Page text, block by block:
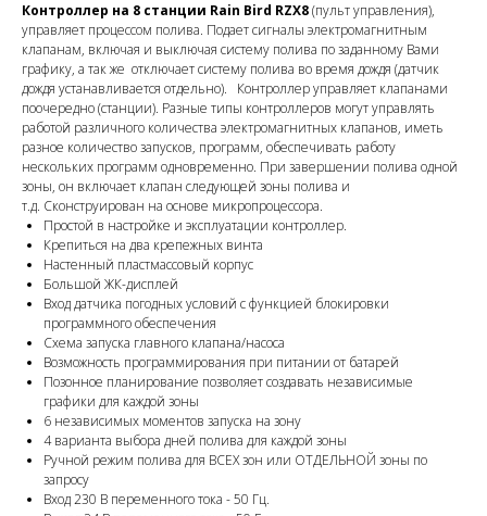
Контроллер на 8 станции Rain Bird RZX8(пульт управления),
управляет процессом полива. Подает сигналы электромагнитным
клапанам, включая и выключая систему полива по заданному Вами
графику, а так же отключает систему полива во время дождя (датчик
дождя устанавливается отдельно). Контроллер управляет клапанами
поочередно (станции). Разные типы контроллеров могут управлять
работой различного количества электромагнитных клапанов, иметь
разное количество запусков, программ, обеспечивать работу
нескольких программ одновременно. При завершении полива одной
зоны, он включает клапан следующей зоны полива и
т.д. Сконструирован на основе микропроцессора.
Простой в настройке и эксплуатации контроллер.
Крепиться на два крепежных винта
Настенный пластмассовый корпус
Большой ЖК-дисплей
Вход датчика погодных условий с функцией блокировки
программного обеспечения
Схема запуска главного клапана/насоса
Возможность программирования при питании от батарей
Позонное планирование позволяет создавать независимые
графики для каждой зоны
6 независимых моментов запуска на зону
4 варианта выбора дней полива для каждой зоны
Ручной режим полива для ВСЕХ зон или ОТДЕЛЬНОЙ зоны по
запросу
Вход 230 В переменного тока - 50 Гц.